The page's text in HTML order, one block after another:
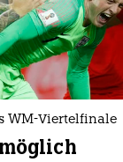
WM-Viertelfinale